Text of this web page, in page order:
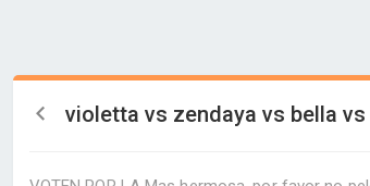
violetta vs zendaya vs bella